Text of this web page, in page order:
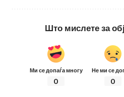
Што мислете за
Ми се допаѓа многу
0
Не ми се
0